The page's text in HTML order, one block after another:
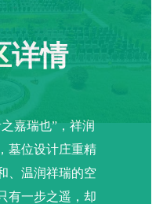
详情
嘉瑞也”，祥润
墓位设计庄重精
、温润祥瑞的空
有一步之遥，却